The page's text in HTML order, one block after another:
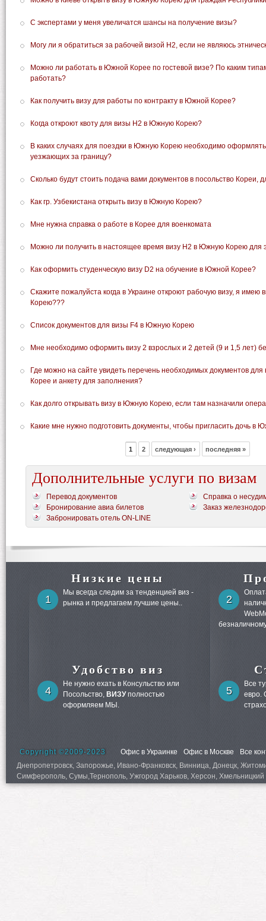
С экспертами у меня увеличатся шансы на получение визы?
Могу ли я обратиться за рабочей визой Н2, если не являюсь
Можно ли работать в Южной Корее по гостевой визе? По каким
работать?
Как получить визу для работы по контракту в Южной Корее?
Когда откроют квоту для визы Н2 в Южную Корею?
В каких случаях для поездки в Южную Корею необходимо
уезжающих за границу?
Сколько будут стоить подача вами документов в посольство Кореи,
Как гр. Узбекистана открыть визу в Южную Корею?
Мне нужна справка о работе в Корее для военкомата
Можно ли получить в настоящее время визу Н2 в Южную Корею для
Как оформить студенческую визу D2 на обучение в Южной Корее?
Скажите пожалуйста когда в Украине откроют рабочую визу, я имею
Корею???
Список документов для визы F4 в Южную Корею
Мне необходимо оформить визу 2 взрослых и 2 детей (9 и 1,5 лет)
Где можно на сайте увидеть перечень необходимых документов
Корее и анкету для заполнения?
Как долго открывать визу в Южную Корею, если там назначили
Какие мне нужно подготовить документы, чтобы пригласить дочь в
1 2 следующая › последняя »
Дополнительные услуги по визам
Перевод документов
Справка о
Бронирование авиа билетов
Заказ
Забронировать отель ON-LINE
Низкие цены
1
Мы всегда следим за тенденцией виз -
рынка и предлагаем лучшие цены..
2
Удобство виз
4
Не нужно ехать в Консульство или
Посольство, ВИЗУполностью
оформляем МЫ.
5
Все
евро.
Copyright ©2009-2023 Офис в Украинке Офис в Москве
Все
Днепропетровск, Запорожье, Ивано-Франковск, Винница, Донецк,
Симферополь, Сумы,Тернополь, Ужгород Харьков, Херсон,